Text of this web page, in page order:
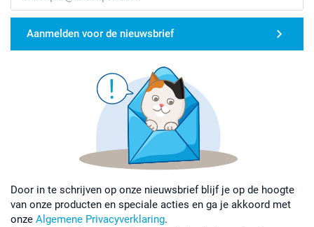
Aanmelden voor de nieuwsbrief
Door in te schrijven op onze nieuwsbrief blijf je op de hoogte
van onze producten en speciale acties en ga je akkoord met
onze Algemene Privacyverklaring.